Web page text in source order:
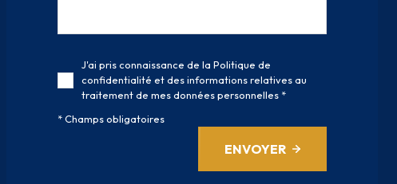
J'ai pris connaissance de la Politique de
confidentialité et des informations relatives au
traitement de mes données personnelles *
* Champs obligatoires
ENVOYER